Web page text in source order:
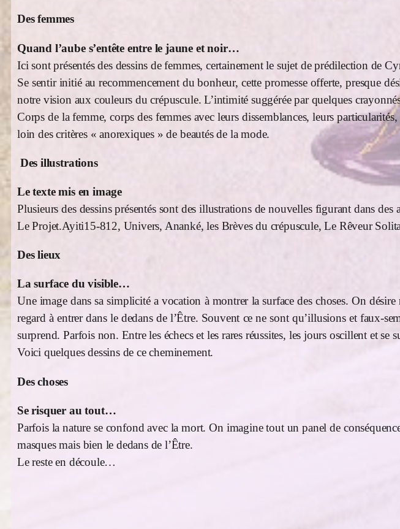
Des femmes
Quand l’aube s’entête entre le jaune et noir…
Ici sont présentés des dessins de femmes, certainement le sujet de prédilection de
Se sentir initié au recommencement du bonheur, cette promesse offerte, presque
notre vision aux couleurs du crépuscule. L’intimité suggérée par quelques
Corps de la femme, corps des femmes avec leurs dissemblances, leurs
loin des critères « anorexiques » de beautés de la mode.
Des illustrations
Le texte mis en image
Plusieurs des dessins présentés sont des illustrations de nouvelles figurant dans
Le Projet.Ayiti15-812, Univers, Ananké, les Brèves du crépuscule, Le Rêveur
Des lieux
La surface du visible…
Une image dans sa simplicité a vocation à montrer la surface des choses. On
regard à entrer dans le dedans de l’Être. Souvent ce ne sont qu’illusions et faux-
surprend. Parfois non. Entre les échecs et les rares réussites, les jours oscillent et se
Voici quelques dessins de ce cheminement.
Des choses
Se risquer au tout…
Parfois la nature se confond avec la mort. On imagine tout un panel de
masques mais bien le dedans de l’Être.
Le reste en découle…